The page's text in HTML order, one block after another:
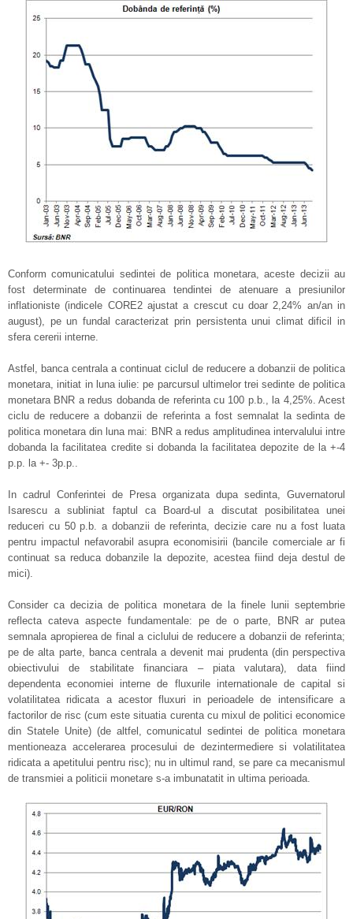
Conform comunicatului sedintei de politica monetara, aceste decizii au
fost determinate de continuarea tendintei de atenuare a presiunilor
inflationiste (indicele CORE2 ajustat a crescut cu doar 2,24% an/an in
august), pe un fundal caracterizat prin persistenta unui climat dificil in
sfera cererii interne.
Astfel, banca centrala a continuat ciclul de reducere a dobanzii de politica
monetara, initiat in luna iulie: pe parcursul ultimelor trei sedinte de politica
monetara BNR a redus dobanda de referinta cu 100 p.b., la 4,25%. Acest
ciclu de reducere a dobanzii de referinta a fost semnalat la sedinta de
politica monetara din luna mai: BNR a redus amplitudinea intervalului intre
dobanda la facilitatea credite si dobanda la facilitatea depozite de la +-4
p.p. la +- 3p.p..
In cadrul Conferintei de Presa organizata dupa sedinta, Guvernatorul
Isarescu a subliniat faptul ca Board-ul a discutat posibilitatea unei
reduceri cu 50 p.b. a dobanzii de referinta, decizie care nu a fost luata
pentru impactul nefavorabil asupra economisirii (bancile comerciale ar fi
continuat sa reduca dobanzile la depozite, acestea fiind deja destul de
mici).
Consider ca decizia de politica monetara de la finele lunii septembrie
reflecta cateva aspecte fundamentale: pe de o parte, BNR ar putea
semnala apropierea de final a ciclului de reducere a dobanzii de referinta;
pe de alta parte, banca centrala a devenit mai prudenta (din perspectiva
obiectivului de stabilitate financiara – piata valutara), data fiind
dependenta economiei interne de fluxurile internationale de capital si
volatilitatea ridicata a acestor fluxuri in perioadele de intensificare a
factorilor de risc (cum este situatia curenta cu mixul de politici economice
din Statele Unite) (de altfel, comunicatul sedintei de politica monetara
mentioneaza accelerarea procesului de dezintermediere si volatilitatea
ridicata a apetitului pentru risc); nu in ultimul rand, se pare ca mecanismul
de transmiei a politicii monetare s-a imbunatatit in ultima perioada.